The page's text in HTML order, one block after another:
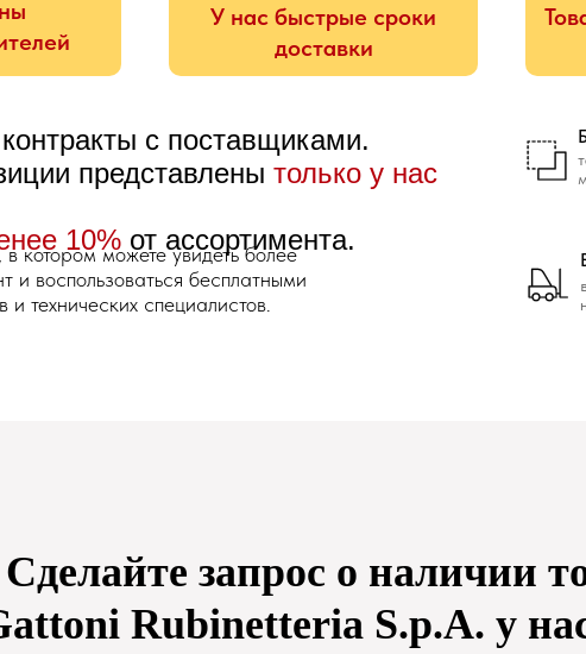
У нас быстрые сроки
доставки
с поставщиками.
представлены только у нас
10% от ассортимента.
котором можете увидеть более
и воспользоваться бесплатными
технических специалистов.
Сделайте запрос о наличии
Rubinetteria S.p.A. у